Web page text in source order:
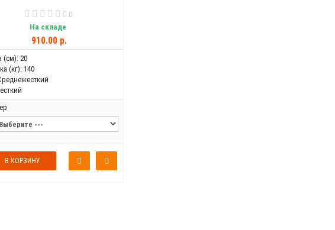
0
На складе
910.00 р.
(см): 20
(кг): 140
В КОРЗИНУ